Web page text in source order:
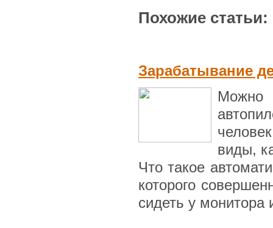
Похожие статьи:
Зарабатывание
Можно
виды,
Что такое
которого
сидеть у монитора